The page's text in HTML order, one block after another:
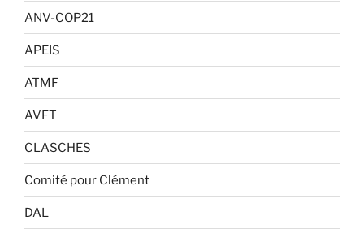
ANV-COP21
APEIS
ATMF
AVFT
CLASCHES
Comité pour Clément
DAL